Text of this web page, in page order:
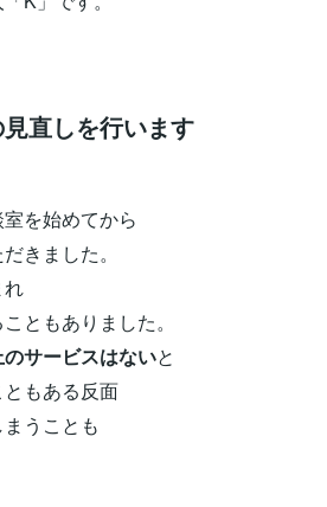
直しを行います
を始めてから
きました。
れ
ともありました。
のサービスはないと
もある反面
うことも